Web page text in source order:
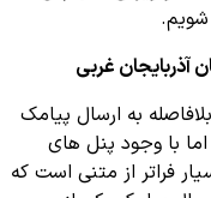
آذربایجان غربی
به ارسال پیامک
با وجود پنل های
فراتر از متنی است که